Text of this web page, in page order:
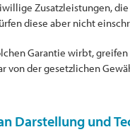
Zusatzleistungen,
diese aber nicht
Garantie wirbt,
von der gesetzlichen
Darstellung und